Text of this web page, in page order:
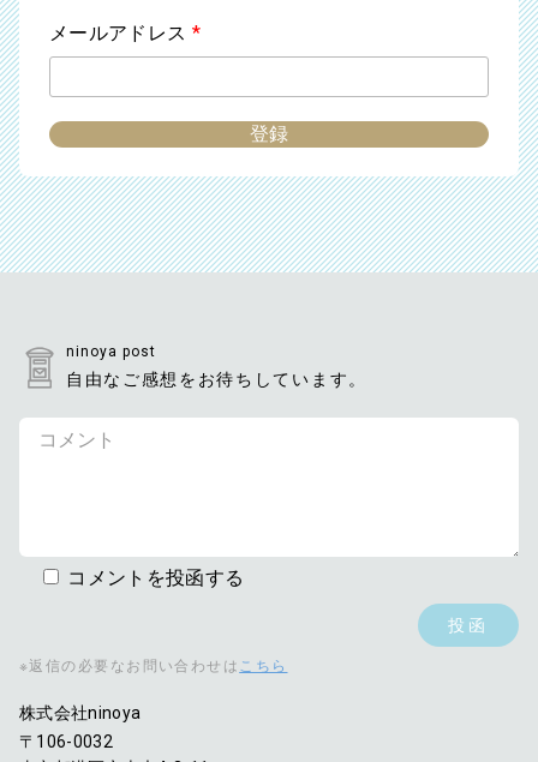
メールアドレス *
ninoya post
自由なご感想をお待ちしています。
コメントを投函する
※返信の必要なお問い合わせは こちら
株式会社ninoya
〒106-0032